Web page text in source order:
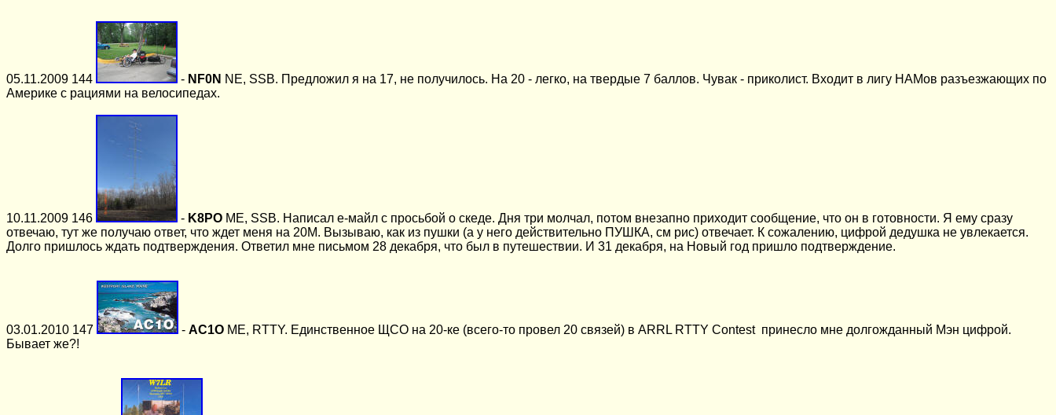
05.11.2009 144 - NF0N NE, SSB. Предложил я на 17, не получилось. На 20 - легко, на твердые 7 баллов. Чувак - приколист. Входит в лигу НАМов разъезжающих по
Америке с рациями на велосипедах.
10.11.2009 146 - K8PO ME, SSB. Написал е-майл с просьбой о скеде. Дня три молчал, потом внезапно приходит сообщение, что он в готовности. Я ему сразу
отвечаю, тут же получаю ответ, что ждет меня на 20М. Вызываю, как из пушки (а у него действительно ПУШКА, см рис) отвечает. К сожалению, цифрой дедушка не увлекается.
Долго пришлось ждать подтверждения. Ответил мне письмом 28 декабря, что был в путешествии. И 31 декабря, на Новый год пришло подтверждение.
03.01.2010 147 - AC1O ME, RTTY. Единственное ЩСО на 20-ке (всего-то провел 20 связей) в ARRL RTTY Contestпринесло мне долгожданный Мэн цифрой.
Бывает же?!